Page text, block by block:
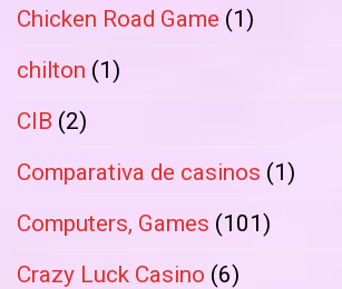
Chicken Road Game (1)
chilton (1)
CIB (2)
Comparativa de casinos (1)
Computers, Games (101)
Crazy Luck Casino (6)